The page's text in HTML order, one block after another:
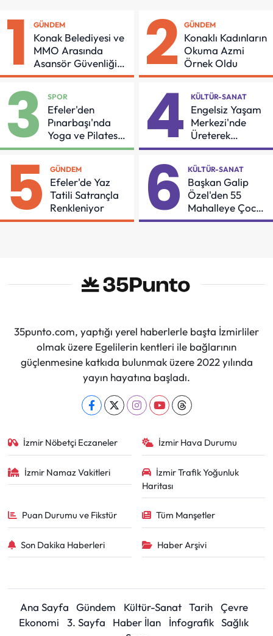
1 GÜNDEM
Konak Belediyesi ve
MMO Arasında
Asansör Güvenliği
İçin Önemli Protokol
2 GÜNDEM
Konaklı Kadınların
Okuma Azmi
Örnek Oldu
3 SPOR
Efeler'den
Pınarbaşı'nda
Yoga ve Pilates
Buluşması
4 KÜLTÜR-SANAT
Engelsiz Yaşam
Merkezi'nde
Üreterek
Güçleniyorlar
5 GÜNDEM
Efeler'de Yaz
Tatili Satrançla
Renkleniyor
6 KÜLTÜR-SANAT
Başkan Galip
Özel'den 55
Mahalleye Çocuk
Şenliği
35punto.com, yaptığı yerel haberlerle başta İzmirliler
olmak üzere Egelilerin kentleri ile bağlarının
güçlenmesine katkıda bulunmak üzere 2022 yılında
yayın hayatına başladı.
İzmir Nöbetçi Eczaneler İzmir Hava Durumu
İzmir Namaz Vakitleri
İzmir Trafik Yoğunluk
Haritası
Puan Durumu ve Fikstür Tüm Manşetler
Son Dakika Haberleri Haber Arşivi
Ana Sayfa Gündem Kültür-Sanat Tarih
Çevre
Ekonomi
3. Sayfa Haber İlan İnfografik Sağlık